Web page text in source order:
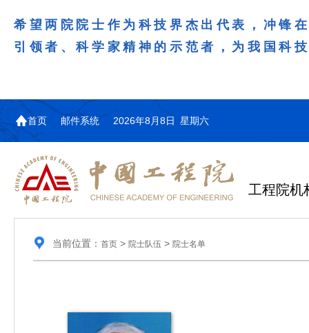
希望两院院士作为科技界杰出代表，冲锋
引领者、科学家精神的示范者，为我国科
首页 邮件系统 2026年8月8日 星期六
工程院机
当前位置： 首页> 院士队伍 > 院士名单